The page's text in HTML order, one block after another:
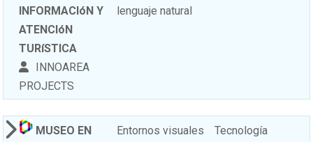
INFORMACIóN Y
ATENCIóN
TURíSTICA
INNOAREA
PROJECTS
lenguaje natural
MUSEO EN
Entornos visuales
Tecnología